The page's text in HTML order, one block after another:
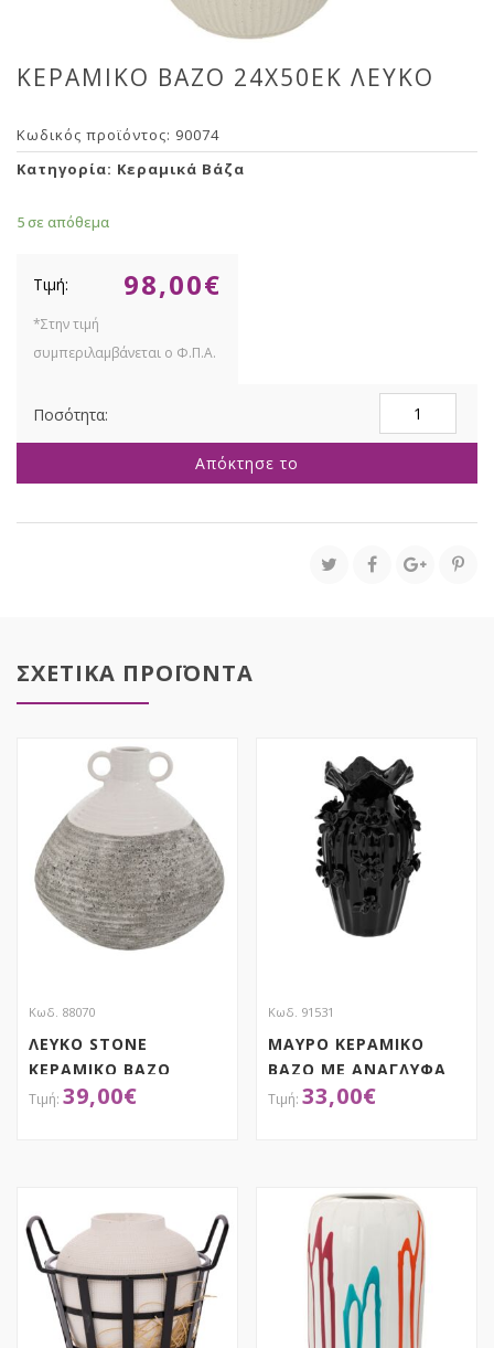
ΚΕΡΑΜΙΚΟ ΒΑΖΟ 24Χ50ΕΚ ΛΕΥΚΟ
Κωδικός προϊόντος: 90074
Κατηγορία: Κεραμικά Βάζα
5 σε απόθεμα
98,00€
ΒΑΖΟ
24Χ50ΕΚ
ποσότητα
Απόκτησε το
ΣΧΕΤΙΚΑ ΠΡΟΪΟΝΤΑ
Κωδ. 88070
ΛΕΥΚΟ STONE
ΚΕΡΑΜΙΚΟ ΒΑΖΟ
25Χ25Χ24ΕΚ
39,00€
Κωδ. 91531
ΜΑΥΡΟ ΚΕΡΑΜΙΚΟ
ΒΑΖΟ ΜΕ ΑΝΑΓΛΥΦΑ
ΛΟΥΛΟΥΔΙΑ 16Χ26ΕΚ
33,00€